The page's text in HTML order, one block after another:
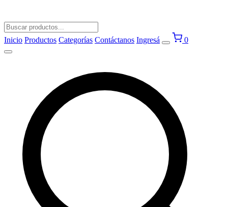
Inicio Productos Categorías Contáctanos Ingresá 0